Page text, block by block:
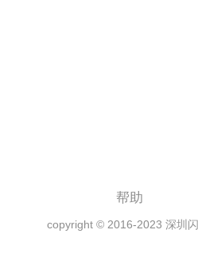
帮助
copyright © 2016-2023 深圳